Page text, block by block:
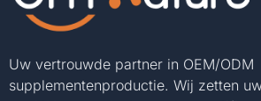
Uw vertrouwde partner in OEM/ODM
supplementenproductie. Wij zetten